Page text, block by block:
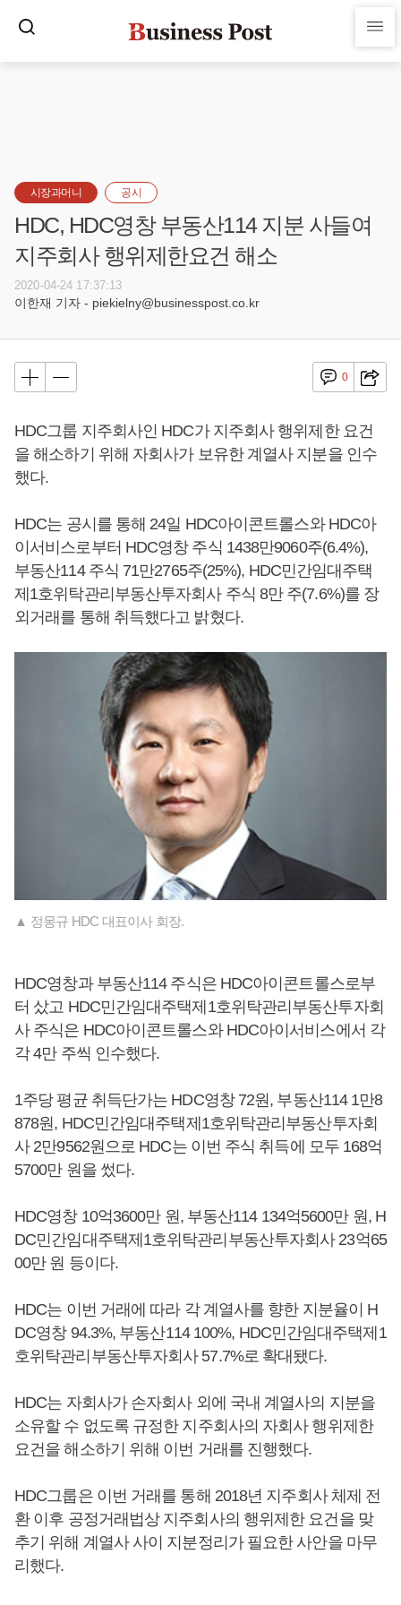
시장과머니 공시
HDC, HDC영창 부동산114 지분 사들여
지주회사 행위제한요건 해소
2020-04-24 17:37:13
이한재 기자 - piekielny@businesspost.co.kr
0
HDC그룹 지주회사인 HDC가 지주회사 행위제한 요건
을 해소하기 위해 자회사가 보유한 계열사 지분을 인수
했다.
HDC는 공시를 통해 24일 HDC아이콘트롤스와 HDC아
이서비스로부터 HDC영창 주식 1438만9060주(6.4%),
부동산114 주식 71만2765주(25%), HDC민간임대주택
제1호위탁관리부동산투자회사 주식 8만 주(7.6%)를 장
외거래를 통해 취득했다고 밝혔다.
▲ 정몽규 HDC 대표이사 회장.
HDC영창과 부동산114 주식은 HDC아이콘트롤스로부
터 샀고 HDC민간임대주택제1호위탁관리부동산투자회
사 주식은 HDC아이콘트롤스와 HDC아이서비스에서 각
각 4만 주씩 인수했다.
1주당 평균 취득단가는 HDC영창 72원, 부동산114 1만8
878원, HDC민간임대주택제1호위탁관리부동산투자회
사 2만9562원으로 HDC는 이번 주식 취득에 모두 168억
5700만 원을 썼다.
HDC영창 10억3600만 원, 부동산114 134억5600만 원, H
DC민간임대주택제1호위탁관리부동산투자회사 23억65
00만 원 등이다.
HDC는 이번 거래에 따라 각 계열사를 향한 지분율이 H
DC영창 94.3%, 부동산114 100%, HDC민간임대주택제1
호위탁관리부동산투자회사 57.7%로 확대됐다.
HDC는 자회사가 손자회사 외에 국내 계열사의 지분을
소유할 수 없도록 규정한 지주회사의 자회사 행위제한
요건을 해소하기 위해 이번 거래를 진행했다.
HDC그룹은 이번 거래를 통해 2018년 지주회사 체제 전
환 이후 공정거래법상 지주회사의 행위제한 요건을 맞
추기 위해 계열사 사이 지분정리가 필요한 사안을 마무
리했다.